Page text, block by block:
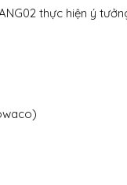
thực hiện ý